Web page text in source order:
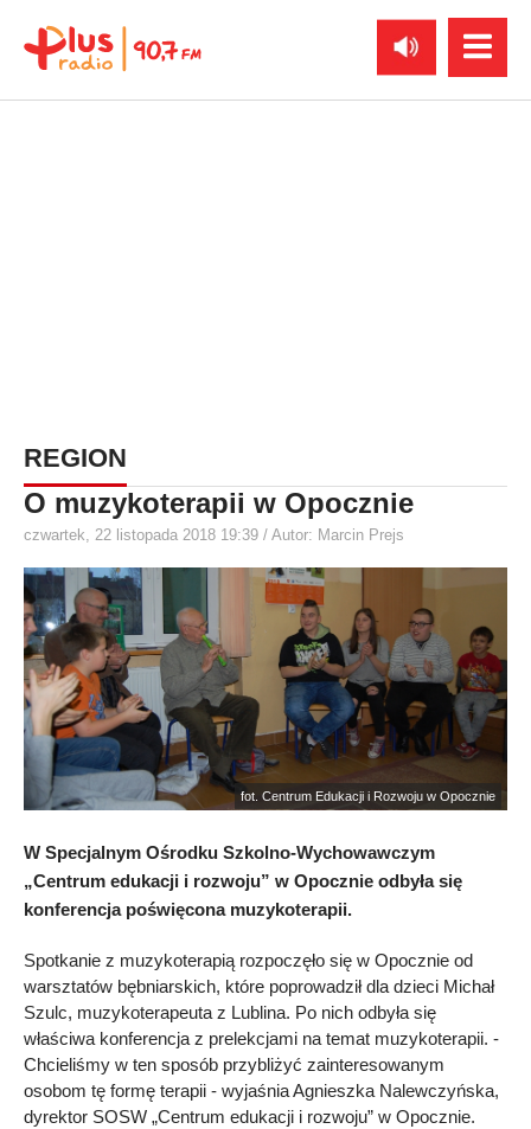
REGION
O muzykoterapii w Opocznie
czwartek, 22 listopada 2018 19:39 / Autor: Marcin Prejs
fot. Centrum Edukacji i Rozwoju w Opocznie
W Specjalnym Ośrodku Szkolno-Wychowawczym
„Centrum edukacji i rozwoju” w Opocznie odbyła się
konferencja poświęcona muzykoterapii.
Spotkanie z muzykoterapią rozpoczęło się w Opocznie od
warsztatów bębniarskich, które poprowadził dla dzieci Michał
Szulc, muzykoterapeuta z Lublina. Po nich odbyła się
właściwa konferencja z prelekcjami na temat muzykoterapii. -
Chcieliśmy w ten sposób przybliżyć zainteresowanym
osobom tę formę terapii - wyjaśnia Agnieszka Nalewczyńska,
dyrektor SOSW „Centrum edukacji i rozwoju” w Opocznie.